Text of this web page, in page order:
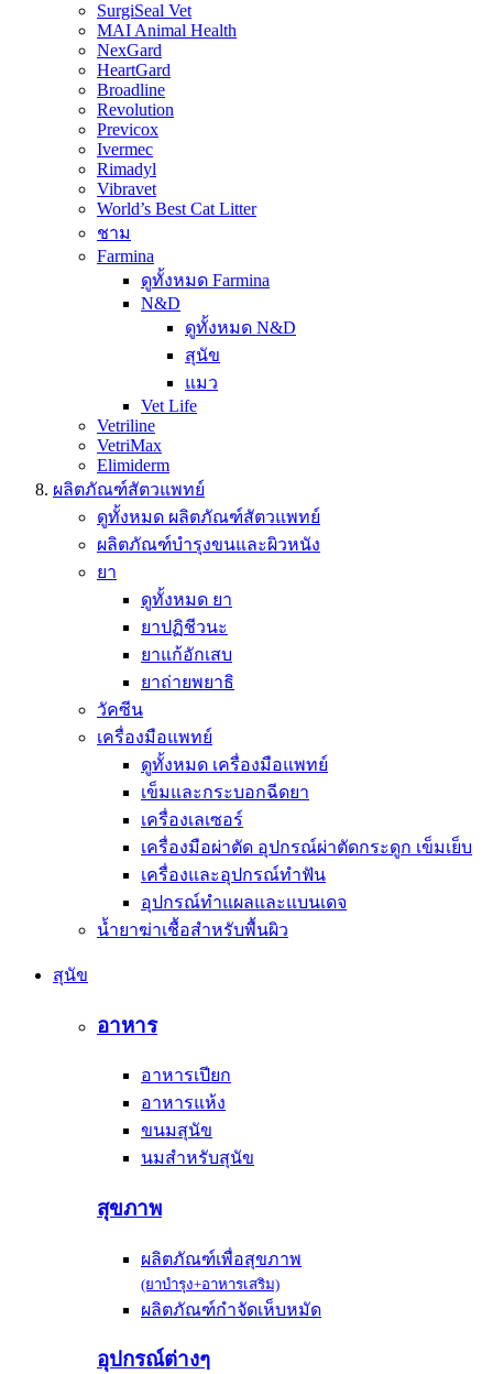
SurgiSeal Vet
MAI Animal Health
NexGard
HeartGard
Broadline
Revolution
Previcox
Ivermec
Rimadyl
Vibravet
World’s Best Cat Litter
ชาม
Farmina
ดูทั้งหมด Farmina
N&D
ดูทั้งหมด N&D
สุนัข
แมว
Vet Life
Vetriline
VetriMax
Elimiderm
ผลิตภัณฑ์สัตวแพทย์
ดูทั้งหมด ผลิตภัณฑ์สัตวแพทย์
ผลิตภัณฑ์บำรุงขนและผิวหนัง
ยา
ดูทั้งหมด ยา
ยาปฏิชีวนะ
ยาแก้อักเสบ
ยาถ่ายพยาธิ
วัคซีน
เครื่องมือแพทย์
ดูทั้งหมด เครื่องมือแพทย์
เข็มและกระบอกฉีดยา
เครื่องเลเซอร์
เครื่องมือผ่าตัด อุปกรณ์ผ่าตัดกระดูก เข็มเย็บ
เครื่องและอุปกรณ์ทำฟัน
อุปกรณ์ทำแผลและแบนเดจ
น้ำยาฆ่าเชื้อสำหรับพื้นผิว
สุนัข
อาหาร
อาหารเปียก
อาหารแห้ง
ขนมสุนัข
นมสำหรับสุนัข
สุขภาพ
ผลิตภัณฑ์เพื่อสุขภาพ
(ยาบำรุง+อาหารเสริม)
ผลิตภัณฑ์กำจัดเห็บหมัด
อุปกรณ์ต่างๆ